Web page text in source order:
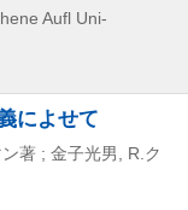
Aufl Uni-
によせて
著 ; 金子光男, R.ク